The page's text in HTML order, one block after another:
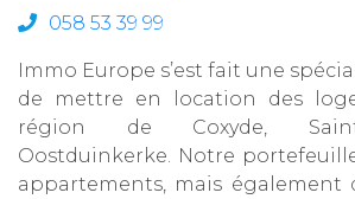
058 53 39 99
Immo Europe s’est fait une
de mettre en location des
région de Coxyde,
Oostduinkerke. Notre
appartements, mais également